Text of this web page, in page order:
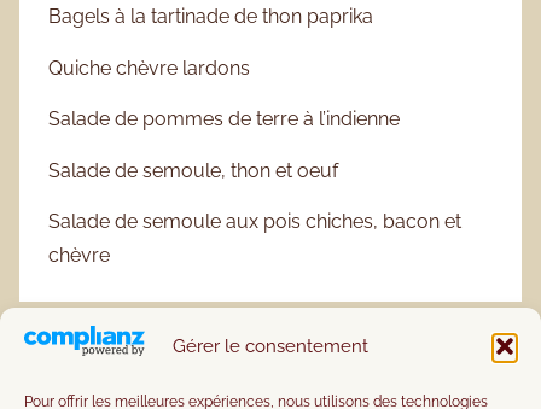
Gérer le consentement
Pour offrir les meilleures expériences, nous utilisons des technologies
Bagels à la tartinade de thon paprika
Quiche chèvre lardons
Salade de pommes de terre à l’indienne
Salade de semoule, thon et oeuf
Salade de semoule aux pois chiches, bacon et
chèvre